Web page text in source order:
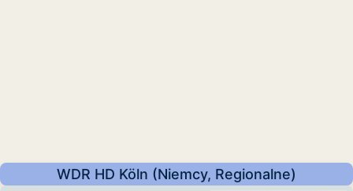
WDR HD Köln (Niemcy, Regionalne)